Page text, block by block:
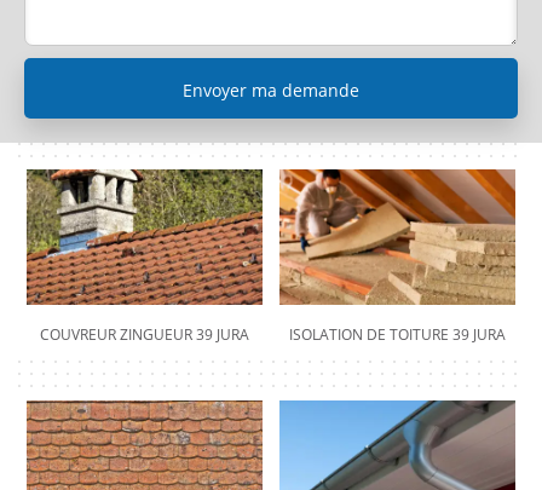
COUVREUR ZINGUEUR 39 JURA ISOLATION DE TOITURE 39 JURA